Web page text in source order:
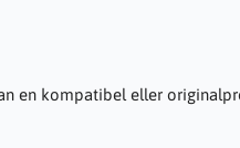
en kompatibel eller